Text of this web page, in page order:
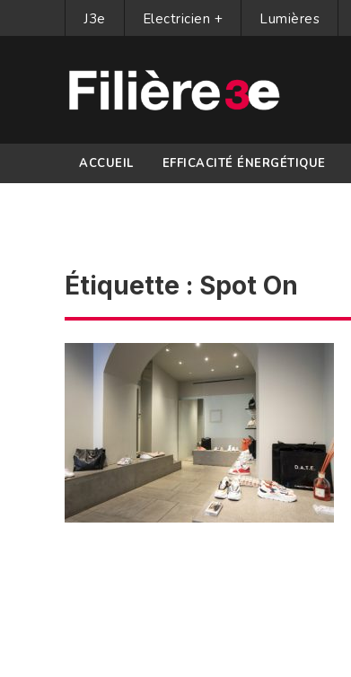
J3e Electricien + Lumières
ACCUEIL EFFICACITÉ ÉNERGÉTIQUE
Étiquette : Spot On